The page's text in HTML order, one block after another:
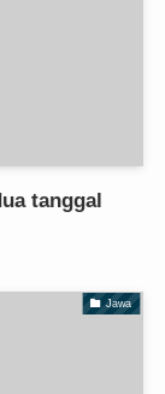
tanggal
Jawa